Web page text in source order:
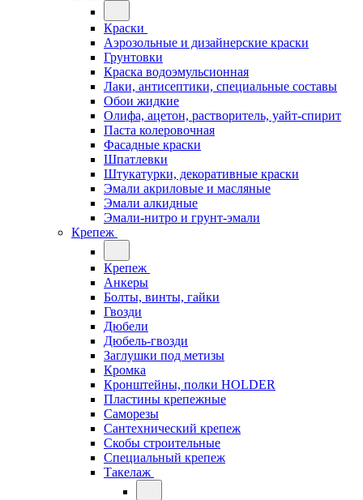
Краски
Аэрозольные и дизайнерские краски
Грунтовки
Краска водоэмульсионная
Лаки, антисептики, специальные составы
Обои жидкие
Олифа, ацетон, растворитель, уайт-спирит
Паста колеровочная
Фасадные краски
Шпатлевки
Штукатурки, декоративные краски
Эмали акриловые и масляные
Эмали алкидные
Эмали-нитро и грунт-эмали
Крепеж
Крепеж
Анкеры
Болты, винты, гайки
Гвозди
Дюбели
Дюбель-гвозди
Заглушки под метизы
Кромка
Кронштейны, полки НОLDER
Пластины крепежные
Саморезы
Сантехнический крепеж
Скобы строительные
Специальный крепеж
Такелаж